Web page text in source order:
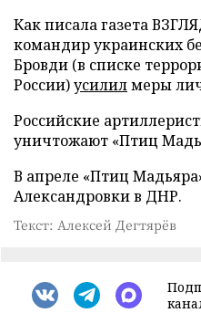
Как писала газета
командир украинских
Бровди (в списке
России)усилилмеры
Российские
уничтожают «Птиц
В апреле «Птиц
Александровки в ДНР.
Текст: Алексей Дегтярёв